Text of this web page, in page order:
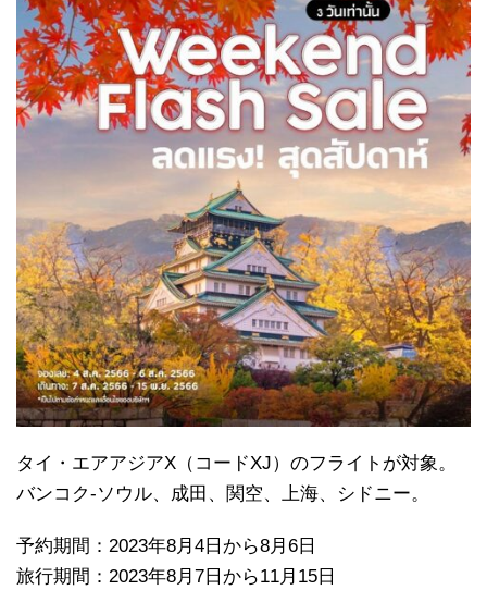
タイ・エアアジアX（コードXJ）のフライトが対象。
バンコク-ソウル、成田、関空、上海、シドニー。
予約期間：2023年8月4日から8月6日
旅行期間：2023年8月7日から11月15日